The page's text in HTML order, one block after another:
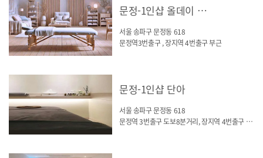
문정-1인샵 올데이 스웨디시
서울 송파구 문정동 618
문정역3번출구 , 장지역 4번출구 부근
문정-1인샵 단아
서울 송파구 문정동 618
문정역 3번출구 도보8분거리, 장지역 4번출구 3분거리